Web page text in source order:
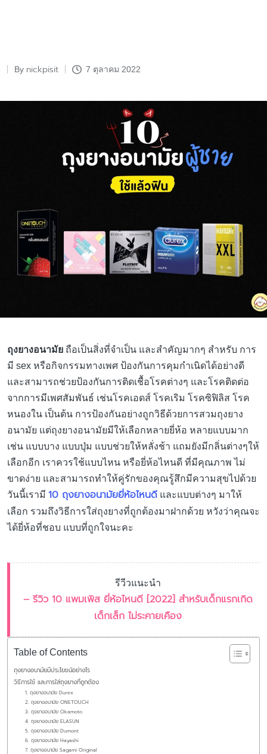
Posted
By nickpisit 7 ตุลาคม 2022
ถุงยางอนามัย ถือเป็นสิ่งที่จำเป็น และสำคัญมากๆ สำหรับ การ
มี sex หรือกิจกรรมทางเพศ ป้องกันการคุมกำเนิดได้อย่างดี
และสามารถช่วยป้องกันการติดเชื้อโรคต่างๆ และโรคติดต่อ
จากการมีเพศสัมพันธ์ เช่นโรคเอดส์ โรคเริม โรคซิฟิลิส โรค
หนองใน เป็นต้น การป้องกันอย่างถูกวิธีด้วยการสวมถุงยาง
อนามัย แต่ถุงยางอนามัยมีให้เลือกหลายยี่ห้อ หลายแบบมาก
เช่น แบบบาง แบบปุ่ม แบบช่วยให้หลั่งช้า แถมยังมีกลิ่นต่างๆให้
เลือกอีก เราควรใช้แบบไหน หรือยี่ห้อไหนดี ที่มีคุณภาพ ไม่
ขาดง่าย และสามารถทำให้คู่รักของคุณรู้สึกมีความสุขไปด้วย
วันนี้เรามี 10 ถุงยางอนามัยยี่ห้อไหนดี และแบบต่างๆ มาให้
เลือก รวมถึงวิธีการใส่ถุงยางที่ถูกต้องมาฝากด้วย หวังว่าคุณจะ
ได้ยี่ห้อที่ชอบ แบบที่ถูกใจนะคะ
รีวีวแนะนำ
– รีวิว 10 แพมเพิส ยี่ห้อไหนดี [2022] สำหรับเด็กแรกเกิด
เด็กเล็ก ไม่ระคายเคือง
Table of Contents
ถุงยางอนามัยมีประโยชน์อย่างไร
วิธีการใช้ และการใส่ถุงยางที่ถูกต้อง
1. ถุงยางอนามัย Durex
2. ถุงยางอนามัย ONETOUCH
3. ถุงยางอนามัย Okamoto
4. ถุงยางอนามัย ELASUN
5. ถุงยางอนามัย Dumont
6. ถุงยางอนามัย Hayashi
7. ถุงยางอนามัย Sagami Original